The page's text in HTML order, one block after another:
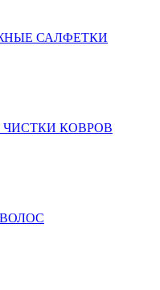
САЛФЕТКИ
ЧИСТКИ КОВРОВ